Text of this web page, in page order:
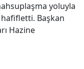
yoluyla
Başkan
Hazine